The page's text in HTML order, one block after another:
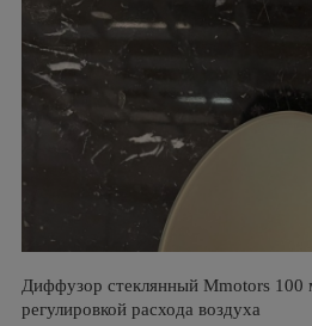
Диффузор стеклянный Mmotors 100
регулировкой расхода воздуха